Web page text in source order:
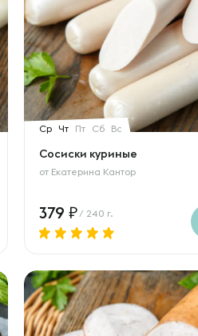
Ср Чт Пт Сб Вс
Сосиски куриные
от Екатерина Кантор
379 / 240 г.